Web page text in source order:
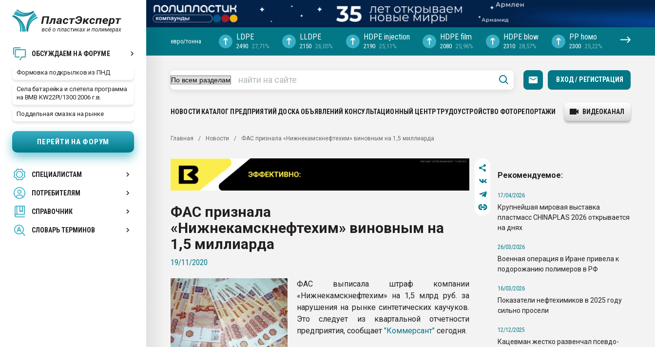
ОБСУЖДАЕМ НА ФОРУМЕ
Формовка подкрылков из ПНД
Села батарейка и слетела программа
на BMB KW22PI/1300 2006 г.в.
Поддельная смазка на рынке
ПЕРЕЙТИ НА ФОРУМ
СПЕЦИАЛИСТАМ
ПОТРЕБИТЕЛЯМ
СПРАВОЧНИК
СЛОВАРЬ ТЕРМИНОВ
29.07.2026 ФРП помог "Ижевскому
Вакуум-формовочные машины:
28.07.2026 Автоматизация выходит на
первый план в переработке
пластмасс
ситуацией на строительном рынке
Всё, что касается выдува ПЭТ
ПЕРЕЙТИ НА ФОРУМ
евро/тонна LDPE
2490 27,71%
LLDPE
2150 26,05%
HDPE injection
2190 25,11%
HDPE film
2080 25,96%
HDPE blow
2310 28,57%
PP hомо
2300 25,22%
ВХОД / РЕГИСТРАЦИЯ
НОВОСТИ КАТАЛОГ ПРЕДПРИЯТИЙ ДОСКА ОБЪЯВЛЕНИЙ КОНСУЛЬТАЦИОННЫЙ ЦЕНТРТРУДОУСТРОЙСТВО ФОТОРЕПОРТАЖИ ВИДЕОКАНАЛ
Главная Новости ФАС признала «Нижнекамскнефтехим» виновным на 1,5 миллиарда
ФАС признала
«Нижнекамскнефтехим» виновным на
1,5 миллиарда
19/11/2020
ФАС выписала штраф компании
«Нижнекамскнефтехим» на 1,5 млрд руб. за
нарушения на рынке синтетических каучуков.
Это следует из квартальной отчетности
предприятия, сообщает "Коммерсант" сегодня.
Рекомендуемое:
17/04/2026
Крупнейшая мировая выставка
пластмасс CHINAPLAS 2026 открывается
на днях
26/03/2026
Военная операция в Иране привела к
подорожанию полимеров в РФ
16/03/2026
Показатели нефтехимиков в 2025 году
сильно просели
12/12/2025
Кацевман жестко развенчал псевдо-